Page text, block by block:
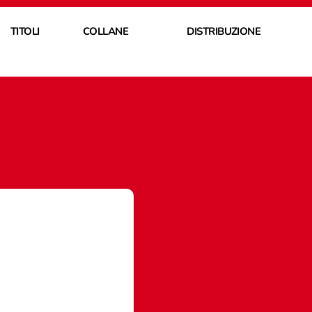
TITOLI COLLANE DISTRIBUZIONE